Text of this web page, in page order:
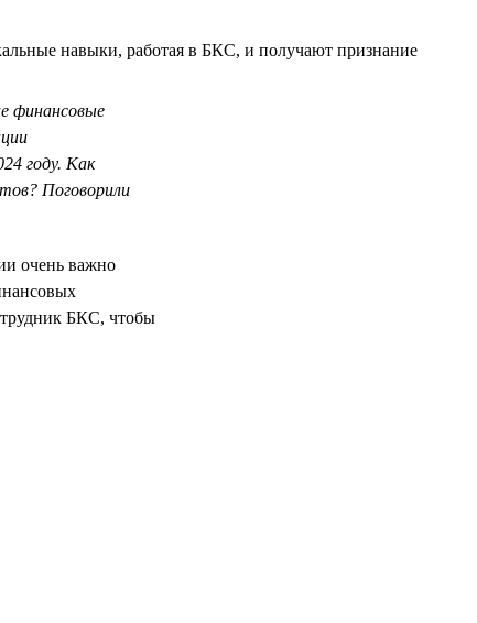
навыки, работая в БКС, и получают признание
финансовые
году. Как
Поговорили
очень важно
БКС, чтобы